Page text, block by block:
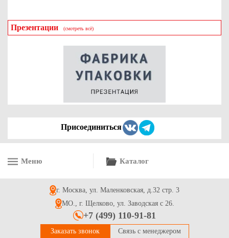
Презентации (смотреть всё)
Присоединиться
Меню Каталог
г. Москва, ул. Маленковская, д.32 стр. 3
МО., г. Щелково, ул. Заводская с 26.
+7 (499) 110-91-81
Заказать звонок Связь с менеджером